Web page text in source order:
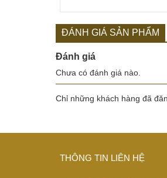
ĐÁNH GIÁ SẢN PHẨM
Đánh giá
Chưa có đánh giá nào.
Chỉ những khách hàng đã
THÔNG TIN LIÊN HỆ